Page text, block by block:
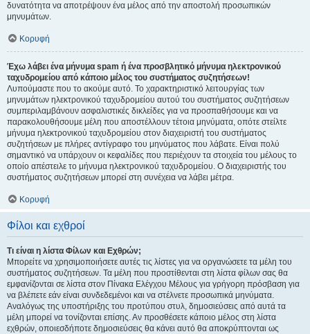
δυνατότητα να αποτρέψουν ένα μέλος από την αποστολή προσωπικών
μηνυμάτων.
Κορυφή
Έχω λάβει ένα μήνυμα spam ή ένα προσβλητικό μήνυμα ηλεκτρονικού
ταχυδρομείου από κάποιο μέλος του συστήματος συζητήσεων!
Λυπούμαστε που το ακούμε αυτό. Το χαρακτηριστικό λειτουργίας των
μηνυμάτων ηλεκτρονικού ταχυδρομείου αυτού του συστήματος συζητήσεων
συμπεριλαμβάνουν ασφαλιστικές δικλείδες για να προσπαθήσουμε και να
παρακολουθήσουμε μέλη που αποστέλλουν τέτοια μηνύματα, οπότε στείλτε
μήνυμα ηλεκτρονικού ταχυδρομείου στον διαχειριστή του συστήματος
συζητήσεων με πλήρες αντίγραφο του μηνύματος που λάβατε. Είναι πολύ
σημαντικό να υπάρχουν οι κεφαλίδες που περιέχουν τα στοιχεία του μέλους το
οποίο απέστειλε το μήνυμα ηλεκτρονικού ταχυδρομείου. Ο διαχειριστής του
συστήματος συζητήσεων μπορεί στη συνέχεια να λάβει μέτρα.
Κορυφή
Φίλοι και εχθροί
Τι είναι η λίστα Φίλων και Εχθρών;
Μπορείτε να χρησιμοποιήσετε αυτές τις λίστες για να οργανώσετε τα μέλη του
συστήματος συζητήσεων. Τα μέλη που προστίθενται στη λίστα φίλων σας θα
εμφανίζονται σε λίστα στον Πίνακα Ελέγχου Μέλους για γρήγορη πρόσβαση για
να βλέπετε εάν είναι συνδεδεμένοι και να στέλνετε προσωπικά μηνύματα.
Αναλόγως της υποστήριξης του προτύπου στυλ, δημοσιεύσεις από αυτά τα
μέλη μπορεί να τονίζονται επίσης. Αν προσθέσετε κάποιο μέλος στη λίστα
εχθρών, οποιεσδήποτε δημοσιεύσεις θα κάνει αυτό θα αποκρύπτονται ως